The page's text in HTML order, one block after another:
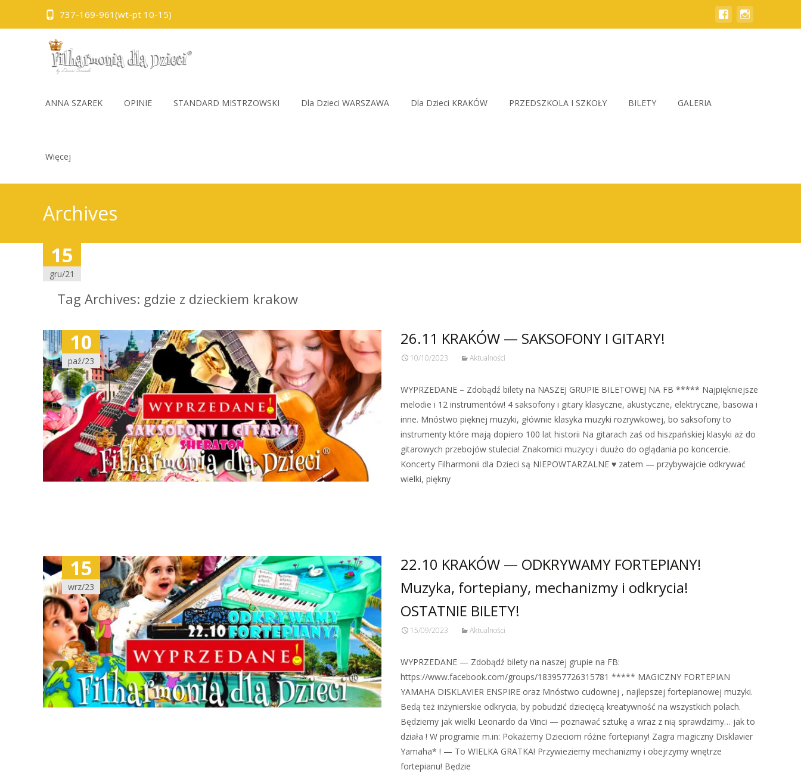
737-169-961(wt-pt 10-15)
ANNA SZAREK OPINIE STANDARD MISTRZOWSKI Dla Dzieci WARSZAWA Dla Dzieci KRAKÓW PRZEDSZKOLA I SZKOŁY BILETY GALERIA
Więcej
Archives
Tag Archives: gdzie z dzieckiem krakow
10
paź/23
26.11 KRAKÓW — SAKSOFONY I GITARY!
10/10/2023 Aktualności
WYPRZEDANE – Zdobądź bilety na NASZEJ GRUPIE BILETOWEJ NA FB ***** Najpiękniejsze
melodie i 12 instrumentów! 4 saksofony i gitary klasyczne, akustyczne, elektryczne, basowa i
inne. Mnóstwo pięknej muzyki, głównie klasyka muzyki rozrywkowej, bo saksofony to
instrumenty które mają dopiero 100 lat historii Na gitarach zaś od hiszpańskiej klasyki aż do
gitarowych przebojów stulecia! Znakomici muzycy i duużo do oglądania po koncercie.
Koncerty Filharmonii dla Dzieci są NIEPOWTARZALNE ♥ zatem — przybywajcie odkrywać
wielki, piękny
15
wrz/23
22.10 KRAKÓW — ODKRYWAMY FORTEPIANY!
Muzyka, fortepiany, mechanizmy i odkrycia!
OSTATNIE BILETY!
15/09/2023 Aktualności
WYPRZEDANE — Zdobądź bilety na naszej grupie na FB:
https://www.facebook.com/groups/183957726315781 ***** MAGICZNY FORTEPIAN
YAMAHA DISKLAVIER ENSPIRE oraz Mnóstwo cudownej , najlepszej fortepianowej muzyki.
Bedą też inżynierskie odkrycia, by pobudzić dziecięcą kreatywność na wszystkich polach.
Będziemy jak wielki Leonardo da Vinci — poznawać sztukę a wraz z nią sprawdzimy… jak to
działa ! W programie m.in: Pokażemy Dzieciom różne fortepiany! Zagra magiczny Disklavier
Yamaha* ! — To WIELKA GRATKA! Przywieziemy mechanizmy i obejrzymy wnętrze
fortepianu! Będzie
15
gru/21